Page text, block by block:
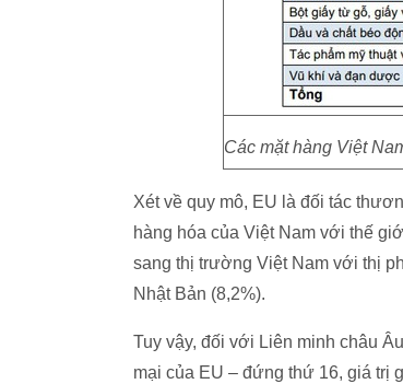
Các mặt hàng Việt
Xét về quy mô, EU là đối tác
hàng hóa của Việt Nam với thế
sang thị trường Việt Nam với thị
Nhật Bản (8,2%).
Tuy vậy, đối với Liên minh châu
mại của EU – đứng thứ 16, giá trị